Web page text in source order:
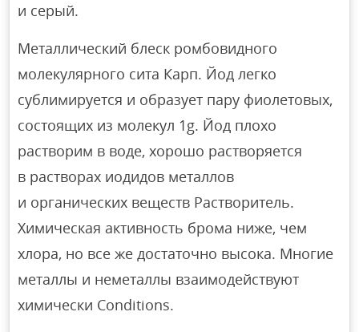
и серый.
Металлический блеск ромбовидного
молекулярного сита Карп. Йод легко
сублимируется и образует пару фиолетовых,
состоящих из молекул 1g. Йод плохо
растворим в воде, хорошо растворяется
в растворах иодидов металлов
и органических веществ Растворитель.
Химическая активность брома ниже, чем
хлора, но все же достаточно высока. Многие
металлы и неметаллы взаимодействуют
химически Conditions.